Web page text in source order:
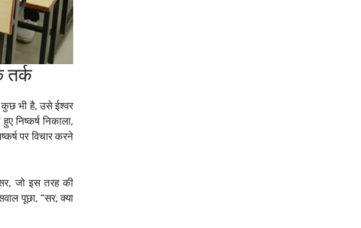
तर्क
कुछ भी है, उसे ईश्वर
निष्कर्ष निकाला,
पर विचार करने
जो इस तरह की
पूछा, “सर, क्या